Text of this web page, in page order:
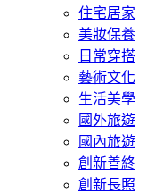
住宅居家
美妝保養
日常穿搭
藝術文化
生活美學
國外旅遊
國內旅遊
創新善終
創新長照